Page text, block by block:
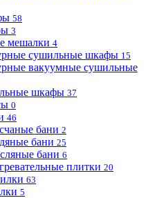
58
3
мешалки 4
сушильные шкафы 15
вакуумные сушильные
шкафы 37
0
46
бани 2
бани 25
бани 6
плитки 20
63
5